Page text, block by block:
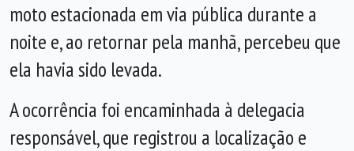
moto estacionada em via pública durante a
noite e, ao retornar pela manhã, percebeu que
ela havia sido levada.
A ocorrência foi encaminhada à delegacia
responsável, que registrou a localização e